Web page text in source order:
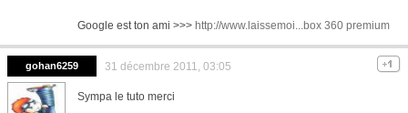
Google est ton ami >>> http://www.laissemoi...box 360 premium
gohan6259 31 décembre 2011, 03:05
Sympa le tuto merci